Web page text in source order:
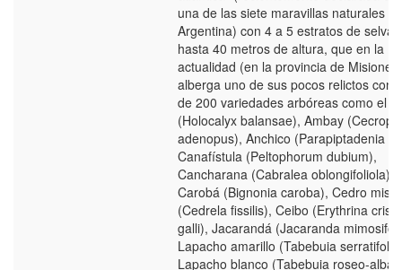
una de las siete maravillas naturales de
Argentina) con 4 a 5 estratos de selva
hasta 40 metros de altura, que en la
actualidad (en la provincia de Misiones)
alberga uno de sus pocos relictos con
de 200 variedades arbóreas como el
(Holocalyx balansae), Ambay (Cecropia
adenopus), Anchico (Parapiptadenia
Canafístula (Peltophorum dubium),
Cancharana (Cabralea oblongifoliola),
Carobá (Bignonia caroba), Cedro
(Cedrela fissilis), Ceibo (Erythrina
galli), Jacarandá (Jacaranda
Lapacho amarillo (Tabebuia
Lapacho blanco (Tabebuia roseo-alba),